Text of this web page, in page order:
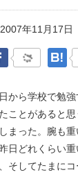
2007年11月17日
Facebook
から学校で勉
ことがあると
まった。腕も重
日どれくらい
そしてたまに